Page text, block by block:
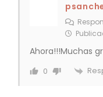
Ahora!!!Muchas
0